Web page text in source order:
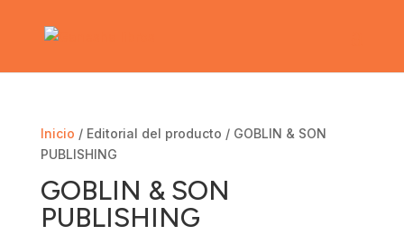
Inicio / Editorial del producto / GOBLIN & SON
PUBLISHING
GOBLIN & SON
PUBLISHING